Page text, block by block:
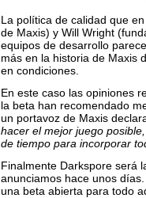
La política de calidad que
de Maxis) y Will Wright
equipos de desarrollo
más en la historia de Maxis
en condiciones.
En este caso las opiniones
la beta han recomendado
un portavoz de Maxis
hacer el mejor juego
de tiempo para incorporar
Finalmente Darkspore será
anunciamos hace unos
una beta abierta para todo